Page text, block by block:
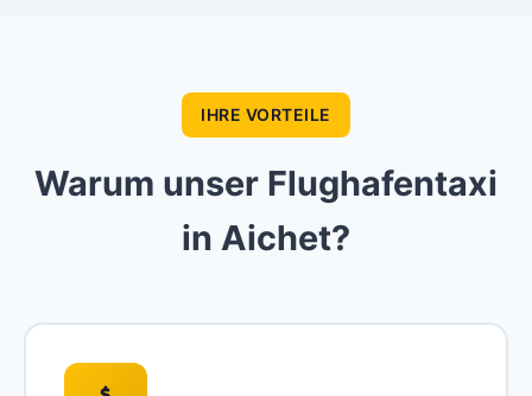
IHRE VORTEILE
Warum unser Flughafentaxi
in Aichet?